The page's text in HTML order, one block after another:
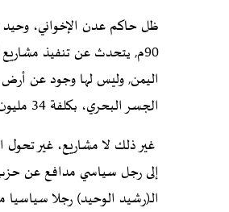
ظل حاكم عدن الإخواني، وحيد
90م, يتحدث عن تنفيذ
اليمن, وليس لها وجود عن
الجسر البحري، بكلفة 34 مليون دولار أمريكي.
إلى رجل سياسي مدافع عن
الـ(رشيد الوحيد) رجلا سياسيا